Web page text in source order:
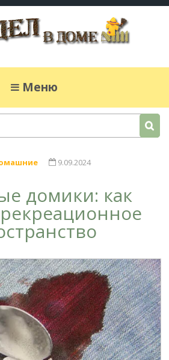
Меню
9.09.2024
домики: как